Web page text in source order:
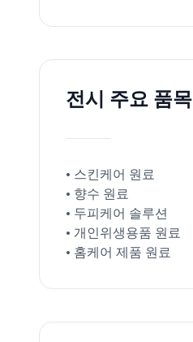
전시 주요 품목
• 스킨케어 원료
• 향수 원료
• 두피케어 솔루션
• 개인위생용품 원료
• 홈케어 제품 원료